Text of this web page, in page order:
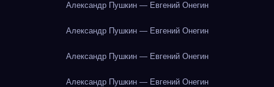
Александр Пушкин — Евгений Онегин
Александр Пушкин — Евгений Онегин
Александр Пушкин — Евгений Онегин
Александр Пушкин — Евгений Онегин